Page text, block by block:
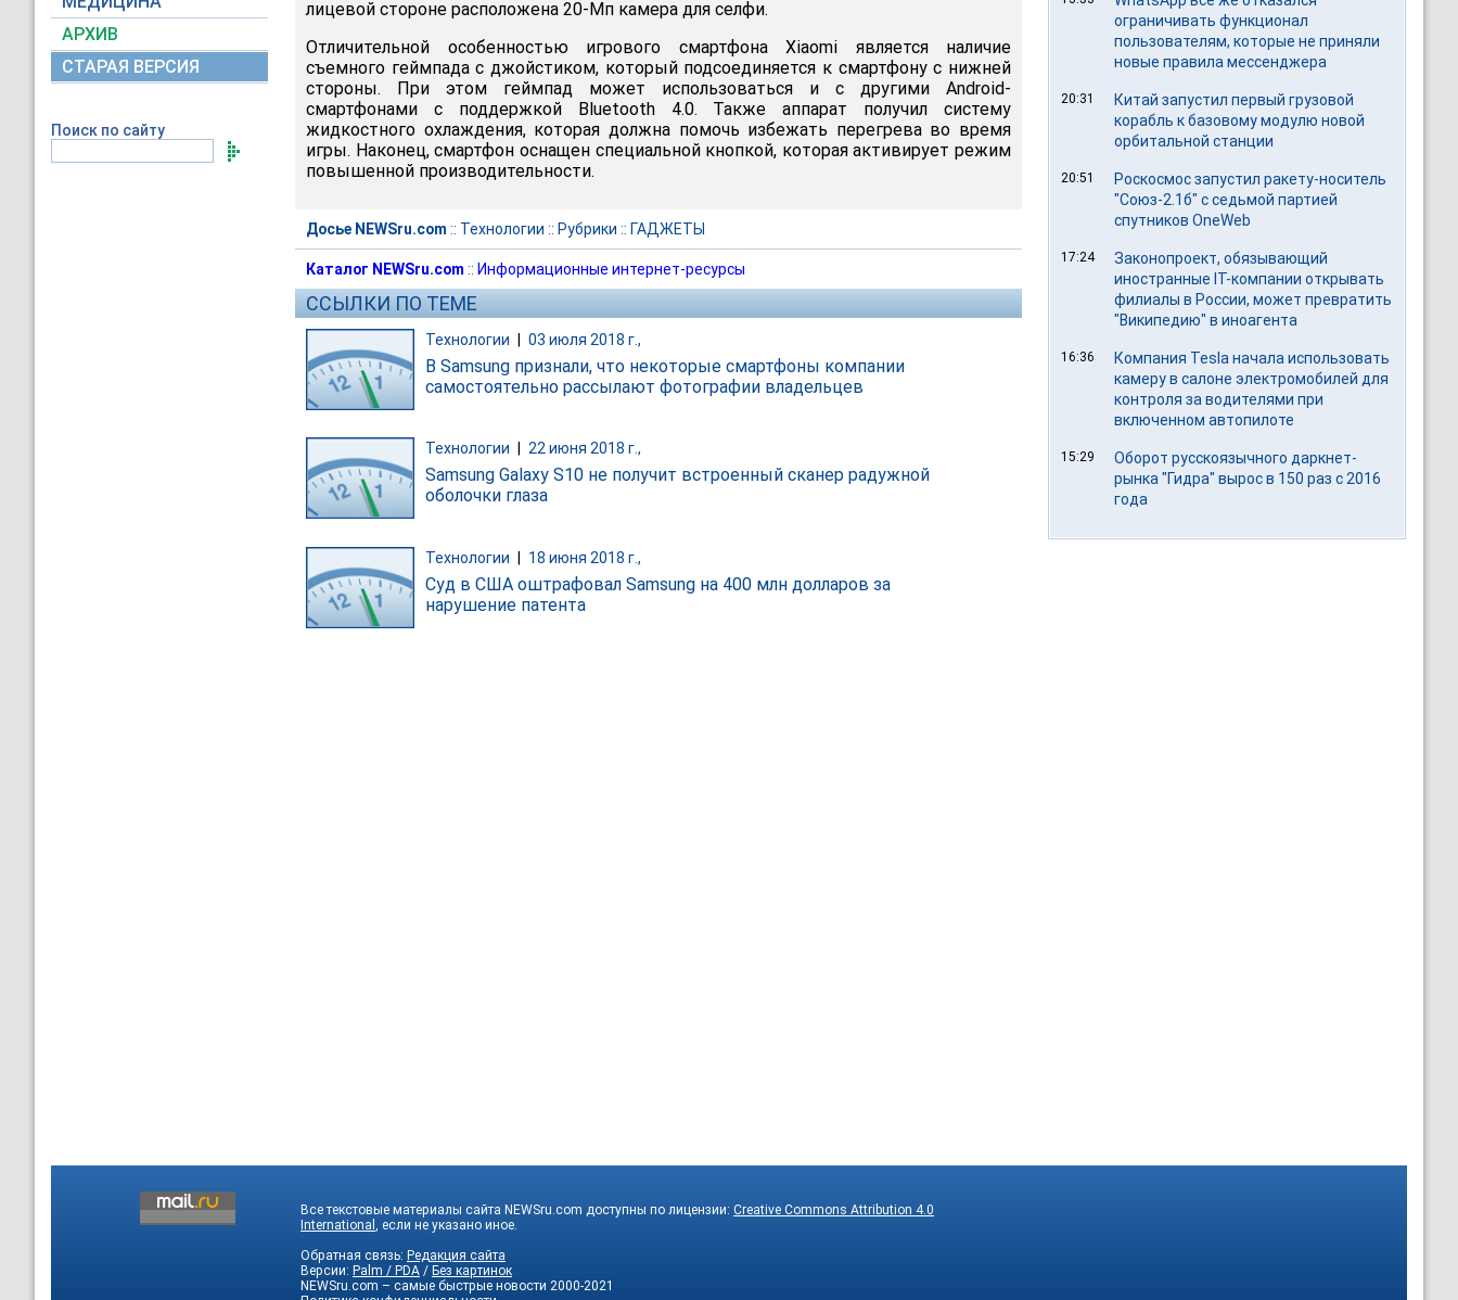
АРХИВ
СТАРАЯ ВЕРСИЯ
Поиск по сайту
лицевой стороне расположена 20-Мп камера для селфи.
Отличительной особенностью игрового смартфона Xiaomi является наличие
съемного геймпада с джойстиком, который подсоединяется к смартфону с нижней
стороны. При этом геймпад может использоваться и с другими Android-
смартфонами с поддержкой Bluetooth 4.0. Также аппарат получил систему
жидкостного охлаждения, которая должна помочь избежать перегрева во время
игры. Наконец, смартфон оснащен специальной кнопкой, которая активирует режим
повышенной производительности.
Досье NEWSru.com :: Технологии :: Рубрики :: ГАДЖЕТЫ
Каталог NEWSru.com :: Информационные интернет-ресурсы
ССЫЛКИ ПО ТЕМЕ
Технологии 03 июля 2018 г.,
В Samsung признали, что некоторые смартфоны компании
самостоятельно рассылают фотографии владельцев
Технологии 22 июня 2018 г.,
Samsung Galaxy S10 не получит встроенный сканер радужной
оболочки глаза
Технологии | 18 июня 2018 г.,
Суд в США оштрафовал Samsung на 400 млн долларов за
нарушение патента
ограничивать функционал
пользователям, которые не приняли
новые правила мессенджера
20:31
Китай запустил первый грузовой
корабль к базовому модулю новой
орбитальной станции
20:51
Роскосмос запустил ракету-носитель
"Союз-2.1б" с седьмой партией
спутников OneWeb
17:24
Законопроект, обязывающий
иностранные IT-компании открывать
филиалы в России, может превратить
"Википедию" в иноагента
16:36
Компания Tesla начала использовать
камеру в салоне электромобилей для
контроля за водителями при
включенном автопилоте
15:29
Оборот русскоязычного даркнет-
рынка "Гидра" вырос в 150 раз с 2016
года
Все текстовые материалы сайта NEWSru.com доступны по лицензии: Creative Commons Attribution 4.0
International
, если не указано иное.
Обратная связь: Редакция сайта
Версии: Palm / PDA / Без картинок
NEWSru.com – самые быстрые новости 2000-2021